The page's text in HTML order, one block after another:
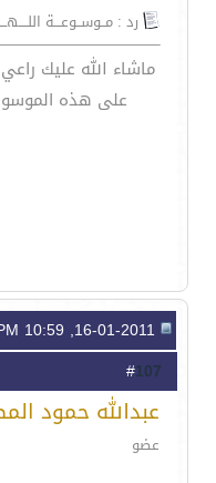
رد : مــوســوعـــة
ماشاء الله عليك
على هذه
107
عبدالله حمود
عضو